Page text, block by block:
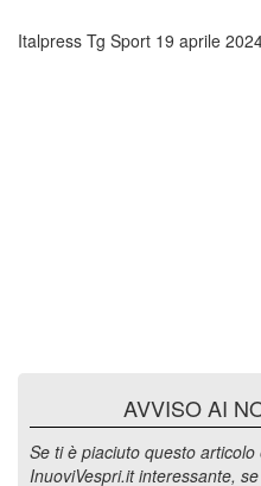
Italpress Tg Sport 19 aprile
AVVISO AI
Se ti è piaciuto questo
InuoviVespri.it interessante,